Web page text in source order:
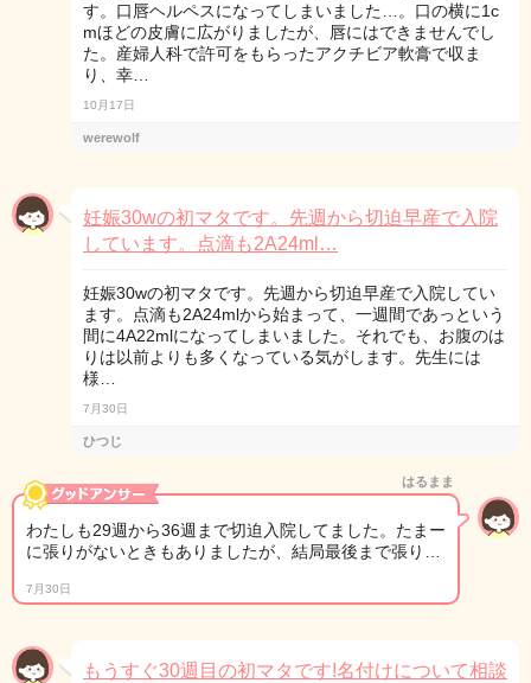
す。口唇ヘルペスになってしまいました…。口の横に1c
mほどの皮膚に広がりましたが、唇にはできませんでし
た。産婦人科で許可をもらったアクチビア軟膏で収ま
り、幸…
10月17日
werewolf
妊娠30wの初マタです。先週から切迫早産で入院
しています。点滴も2A24ml…
妊娠30wの初マタです。先週から切迫早産で入院してい
ます。点滴も2A24mlから始まって、一週間であっという
間に4A22mlになってしまいました。それでも、お腹のは
りは以前よりも多くなっている気がします。先生には
様…
7月30日
ひつじ
はるまま
わたしも29週から36週まで切迫入院してました。たまー
に張りがないときもありましたが、結局最後まで張り…
7月30日
もうすぐ30週目の初マタです!名付けについて相談